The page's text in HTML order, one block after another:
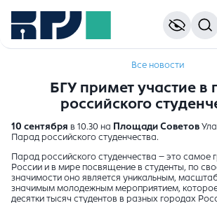
Все новости
БГУ примет участие в
российского
10 сентября в 10.30 на Площади Советов
Парад российского студенчества.
Парад российского студенчества – это самое
России и в мире посвящение в студенты, по
значимости оно является уникальным,
значимым молодежным мероприятием,
десятки тысяч студентов в разных городах